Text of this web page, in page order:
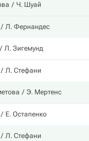
Ч. Шуай
Л. Фернандес
Л. Зигемунд
Л. Стефани
Э. Мертенс
Е. Остапенко
Л. Стефани